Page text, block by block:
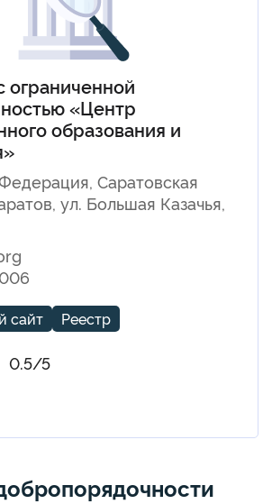
ограниченной
«Центр
образования и
Саратовская
ул. Большая Казачья,
сайт Реестр
0.5/5